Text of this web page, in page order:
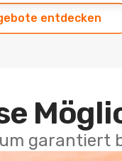
entdecken
garantiert